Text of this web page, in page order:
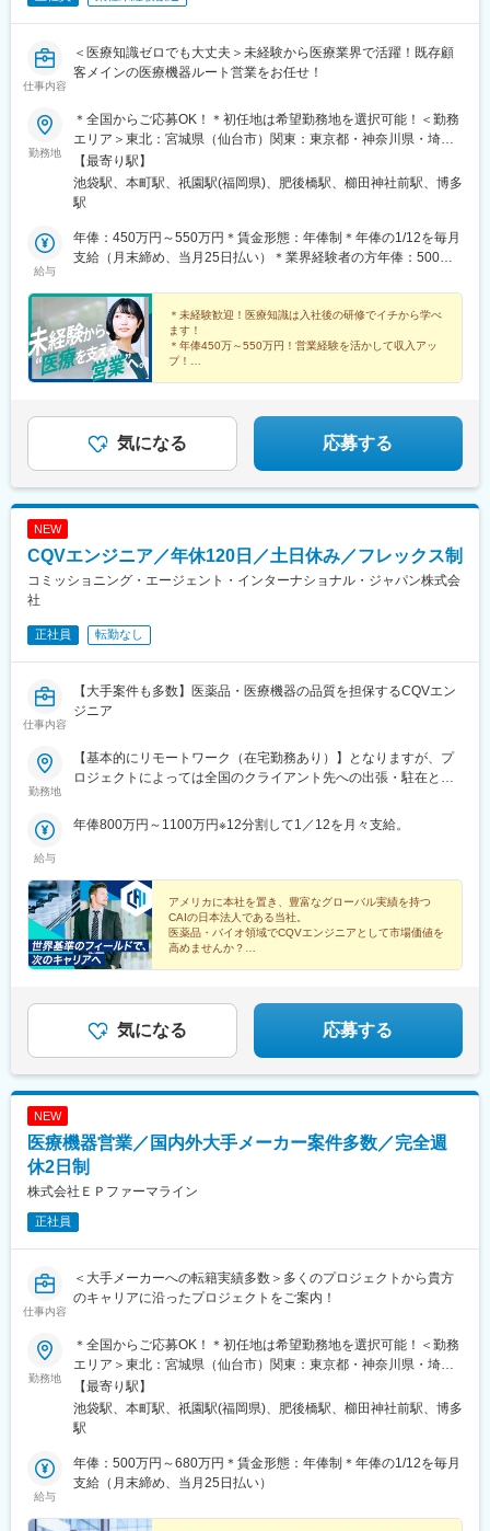
仕事内容
＜医療知識ゼロでも大丈夫＞未経験から医療業界で活躍！既存顧
客メインの医療機器ルート営業をお任せ！
勤務地
＊全国からご応募OK！＊初任地は希望勤務地を選択可能！＜勤務
エリア＞東北：宮城県（仙台市）関東：東京都・神奈川県・埼玉
県・千葉県・栃木県・群馬県東海：愛知県・静岡県・岐阜県信
越：長野県（松本市）北陸：石川県（金沢市）関西：大阪府・兵
庫県中国：広島県四国：香川県（高松市）・愛媛県（松山市）九
県【東京本社】東京都豊島区西池袋3-27-12 池袋ウェストパーク
ビル＊各線「池袋駅」西口より徒歩5分【大阪オフィス】大阪府大
各線「本町駅」より徒歩1分【福岡オフィス】福岡県福岡市博多区
博多駅前2-19-24 大博センタービル6F＊JR・福岡市地下鉄各線
「博多駅」より徒歩5分
【最寄り駅】
池袋駅、本町駅、祇園駅(福岡県)、肥後橋駅、櫛田神社前駅、博多
駅
給与
年俸：450万円～550万円＊賃金形態：年俸制＊年俸の1/12を毎月
支給（月末締め、当月25日払い）＊業界経験者の方年俸：500万
＊未経験歓迎！医療知識は入社後の研修でイチから学べ
ます！
＊年俸450万～550万円！営業経験を活かして収入アッ
プ！
気になる 応募する
NEW
CQVエンジニア／年休120日／土日休み／フレックス制
コミッショニング・エージェント・インターナショナル・ジャパン株式会
社
正社員 転勤なし
仕事内容
【大手案件も多数】医薬品・医療機器の品質を担保するCQVエン
ジニア
勤務地
【基本的にリモートワーク（在宅勤務あり）】となりますが、プ
ロジェクトによっては全国のクライアント先への出張・駐在とな
慮の上決定いたします。
給与
年俸800万円～1100万円※12分割して1／12を月々支給。
アメリカに本社を置き、豊富なグローバル実績を持つ
CAIの日本法人である当社。
医薬品・バイオ領域でCQVエンジニアとして市場価値を
高めませんか？
◎グローバル基準の環境
◎トレーニング制度充実
気になる 応募する
NEW
医療機器営業／国内外大手メーカー案件多数／完全週
休2日制
株式会社ＥＰファーマライン
正社員
仕事内容
＜大手メーカーへの転籍実績多数＞多くのプロジェクトから貴方
のキャリアに沿ったプロジェクトをご案内！
勤務地
＊全国からご応募OK！＊初任地は希望勤務地を選択可能！＜勤務
エリア＞東北：宮城県（仙台市）関東：東京都・神奈川県・埼玉
県・千葉県・栃木県・群馬県東海：愛知県・静岡県・岐阜県信
越：長野県（松本市）北陸：石川県（金沢市）関西：大阪府・兵
庫県中国：広島県四国：香川県（高松市）・愛媛県（松山市）九
県【東京本社】東京都豊島区西池袋3-27-12 池袋ウェストパーク
ビル＊各線「池袋駅」西口より徒歩5分【大阪オフィス】大阪府大
各線「本町駅」より徒歩1分【福岡オフィス】福岡県福岡市博多区
【最寄り駅】
池袋駅、本町駅、祇園駅(福岡県)、肥後橋駅、櫛田神社前駅、博多
駅
給与
年俸：500万円～680万円＊賃金形態：年俸制＊年俸の1/12を毎月
支給（月末締め、当月25日払い）